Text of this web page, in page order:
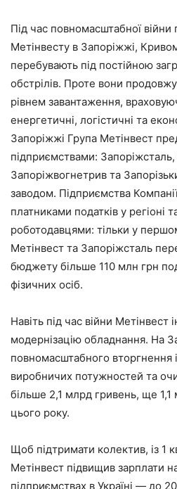
Під час повномасштабної війни
Метінвесту в Запоріжжі,
перебувають під постійною
обстрілів. Проте вони
рівнем завантаження,
енергетичні, логістичні та
Запоріжжі Група Метінвест
підприємствами:
Запоріжвогнетрив та
заводом. Підприємства
платниками податків у регіоні
роботодавцями: тільки у
Метінвест та Запоріжсталь
бюджету більше 110 млн грн
фізичних осіб.
Навіть під час війни Метінвест
модернізацію обладнання. На
повномасштабного вторгнення
виробничих потужностей та
більше 2,1 млрд гривень, ще
цього року.
Щоб підтримати колектив, із 1
Метінвест підвищив зарплати
підприємствах в Україні — до